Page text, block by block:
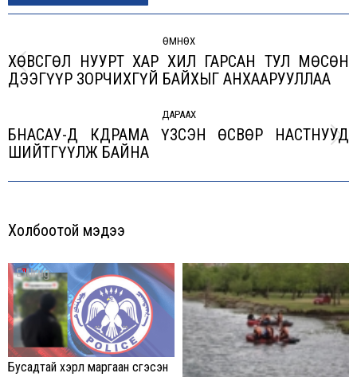
ӨМНӨХ
Previous
ХӨВСГӨЛ НУУРТ ХАР ХИЛ ГАРСАН ТУЛ МӨСӨН
ДЭЭГҮҮР ЗОРЧИХГҮЙ БАЙХЫГ АНХААРУУЛЛАА
ДАРААХ
Next
БНАСАУ-Д КДРАМА ҮЗСЭН ӨСВӨР НАСТНУУД
ШИЙТГҮҮЛЖ БАЙНА
Холбоотой мэдээ
Бусадтай хэрүүл маргаан үүсгэсэн